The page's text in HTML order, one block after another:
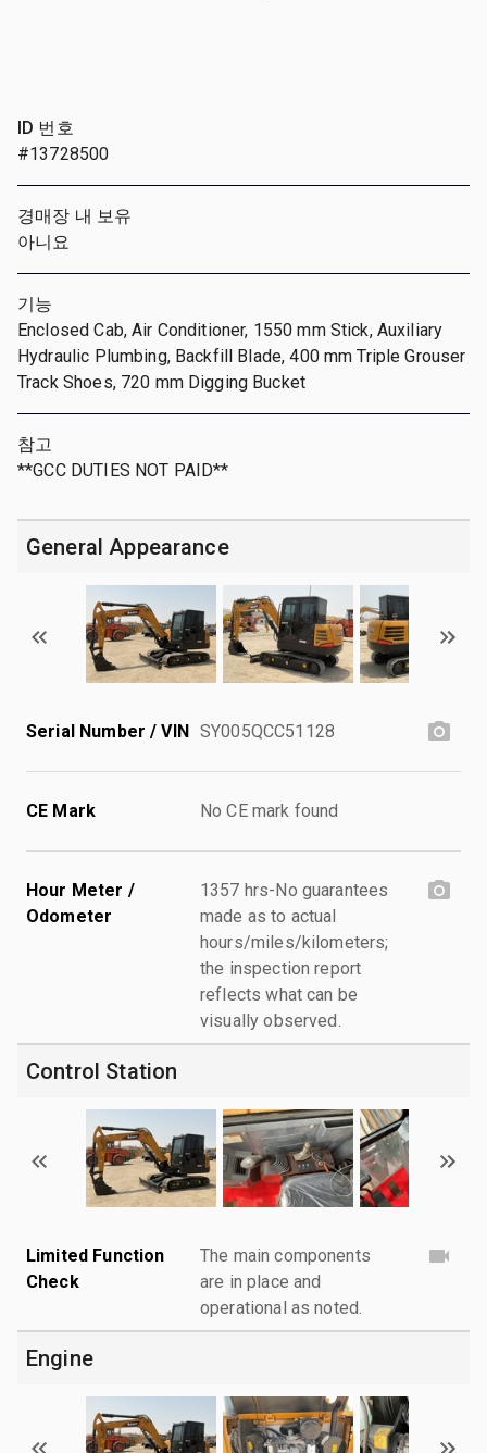
ID 번호
#13728500
경매장 내 보유
아니요
기능
Enclosed Cab, Air Conditioner, 1550 mm Stick, Auxiliary
Hydraulic Plumbing, Backfill Blade, 400 mm Triple Grouser
Track Shoes, 720 mm Digging Bucket
참고
**GCC DUTIES NOT PAID**
General Appearance
Serial Number / VIN SY005QCC51128
CE Mark No CE mark found
Hour Meter /
Odometer
1357 hrs-No guarantees
made as to actual
hours/miles/kilometers;
the inspection report
reflects what can be
visually observed.
Control Station
Limited Function
Check
The main components
are in place and
operational as noted.
Engine